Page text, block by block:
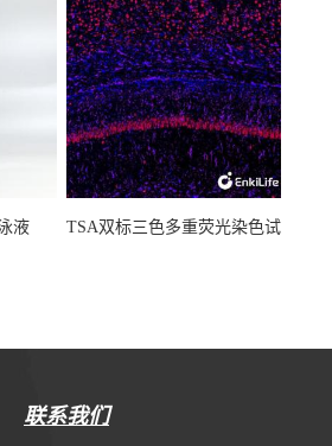
液
TSA双标三色多重荧光染色试
联系我们